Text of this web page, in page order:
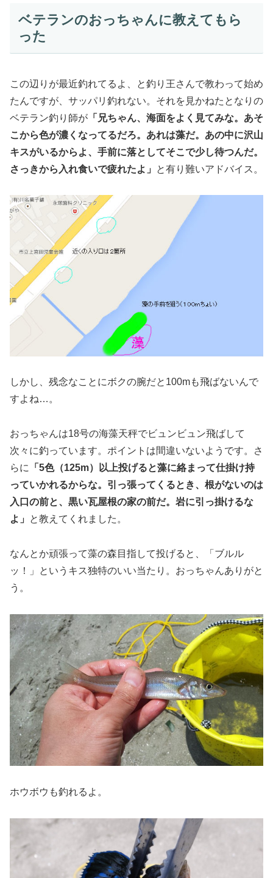
ベテランのおっちゃんに教えてもら
った
この辺りが最近釣れてるよ、と釣り王さんで教わって始め
たんですが、サッパリ釣れない。それを見かねたとなりの
ベテラン釣り師が 「兄ちゃん、海面をよく見てみな。あそ
こから色が濃くなってるだろ。あれは藻だ。あの中に沢山
キスがいるからよ、手前に落としてそこで少し待つんだ。
さっきから入れ食いで疲れたよ」
と有り難いアドバイス。
しかし、残念なことにボクの腕だと100mも飛ばないんで
すよね…。
おっちゃんは18号の海藻天秤でビュンビュン飛ばして
次々に釣っています。ポイントは間違いないようです。さ
らに
「5色（125m）以上投げると藻に絡まって仕掛け持
っていかれるからな。引っ張ってくるとき、根がないのは
入口の前と、黒い瓦屋根の家の前だ。岩に引っ掛けるな
よ」
と教えてくれました。
なんとか頑張って藻の森目指して投げると、「ブルル
ッ！」というキス独特のいい当たり。おっちゃんありがと
う。
ホウボウも釣れるよ。